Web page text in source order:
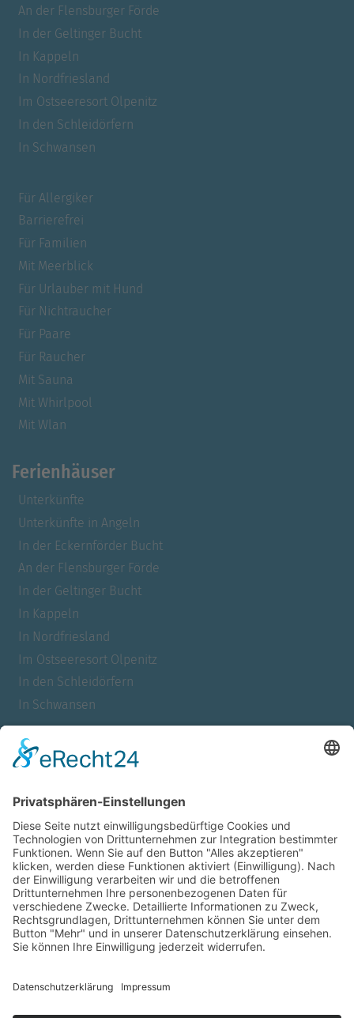
An der Flensburger Förde
In der Geltinger Bucht
In Kappeln
In Nordfriesland
Im Ostseeresort Olpenitz
In den Schleidörfern
In Schwansen
Für Allergiker
Barrierefrei
Für Familien
Mit Meerblick
Für Urlauber mit Hund
Für Nichtraucher
Für Paare
Für Raucher
Mit Sauna
Mit Whirlpool
Mit Wlan
Ferienhäuser
Unterkünfte
Unterkünfte in Angeln
In der Eckernförder Bucht
An der Flensburger Förde
In der Geltinger Bucht
In Kappeln
In Nordfriesland
Im Ostseeresort Olpenitz
In den Schleidörfern
In Schwansen
Für Allergiker
Für Familien
Mit Meerblick
Für Urlauber mit Hund
Für Nichtraucher
Für Paare
Für Raucher
Mit Sauna
Mit Wlan